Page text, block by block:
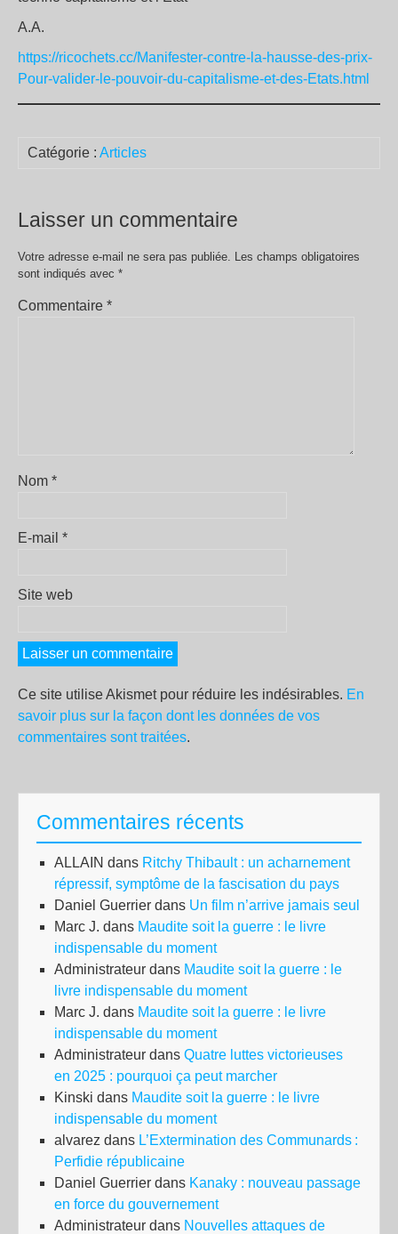
A.A.
https://ricochets.cc/Manifester-contre-la-hausse-des-prix-
Pour-valider-le-pouvoir-du-capitalisme-et-des-Etats.html
Catégorie : Articles
Laisser un commentaire
Votre adresse e-mail ne sera pas publiée. Les champs obligatoires
sont indiqués avec *
Commentaire *
Nom *
E-mail *
Site web
Ce site utilise Akismet pour réduire les indésirables. En
savoir plus sur la façon dont les données de vos
commentaires sont traitées.
Commentaires récents
ALLAIN dans Ritchy Thibault : un acharnement
répressif, symptôme de la fascisation du pays
Daniel Guerrier dans Un film n’arrive jamais seul
Marc J. dans Maudite soit la guerre : le livre
indispensable du moment
Administrateur dans Maudite soit la guerre : le
livre indispensable du moment
Marc J. dans Maudite soit la guerre : le livre
indispensable du moment
Administrateur dans Quatre luttes victorieuses
en 2025 : pourquoi ça peut marcher
Kinski dans Maudite soit la guerre : le livre
indispensable du moment
alvarez dans L’Extermination des Communards :
Perfidie républicaine
Daniel Guerrier dans Kanaky : nouveau passage
en force du gouvernement
Administrateur dans Nouvelles attaques de